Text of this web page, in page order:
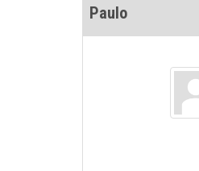
Paulo